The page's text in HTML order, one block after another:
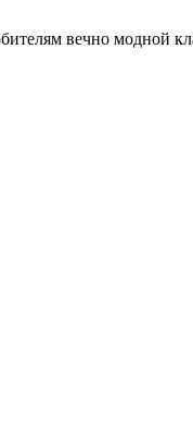
вечно модной